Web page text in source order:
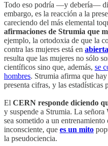
Todo eso podría —y debería—
embargo, es la reacción a la
careciendo del más elemental
afirmaciones de Strumia que
ejemplo, la ortodoxia de que la
contra las mujeres está en
resulta que las mujeres no sólo
científicos sino que, además, se
hombres. Strumia afirma que
presenta cifras, y las estadísticas
El CERN responde diciendo
y suspende a Strumia. La
sea sometido a un entrenamiento
inconsciente, que es un mito
la pseudociencia.